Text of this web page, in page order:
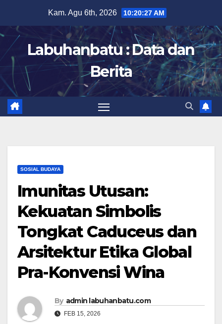
content
Kam. Agu 6th, 2026 10:20:28 AM
Labuhanbatu : Data dan
Berita
SOSIAL BUDAYA
Imunitas Utusan:
Kekuatan Simbolis
Tongkat Caduceus dan
Arsitektur Etika Global
Pra-Konvensi Wina
By admin labuhanbatu.com
FEB 15, 2026